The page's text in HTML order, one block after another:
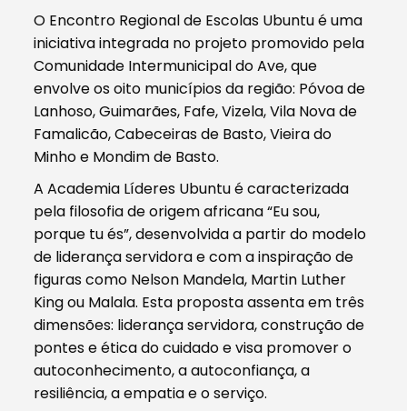
O Encontro Regional de Escolas Ubuntu é uma
iniciativa integrada no projeto promovido pela
Comunidade Intermunicipal do Ave, que
envolve os oito municípios da região: Póvoa de
Lanhoso, Guimarães, Fafe, Vizela, Vila Nova de
Famalicão, Cabeceiras de Basto, Vieira do
Minho e Mondim de Basto.
A Academia Líderes Ubuntu é caracterizada
pela filosofia de origem africana “Eu sou,
porque tu és”, desenvolvida a partir do modelo
de liderança servidora e com a inspiração de
figuras como Nelson Mandela, Martin Luther
King ou Malala. Esta proposta assenta em três
dimensões: liderança servidora, construção de
pontes e ética do cuidado e visa promover o
autoconhecimento, a autoconfiança, a
resiliência, a empatia e o serviço.